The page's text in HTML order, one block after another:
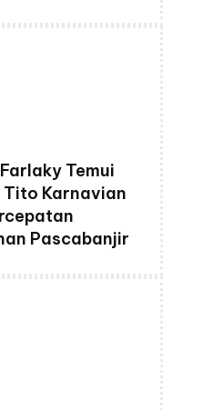
Temui
Tito Karnavian
Pascabanjir